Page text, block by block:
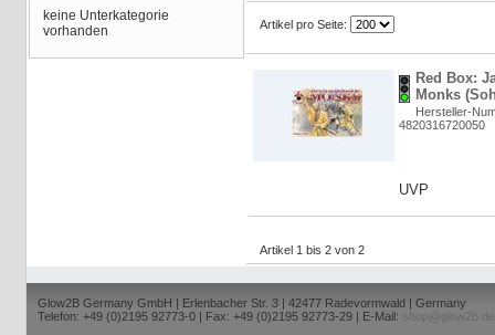
keine Unterkategorie
vorhanden
Artikel pro Seite:
Red Box:
Monks
Hersteller-
4820316720050
UVP
Artikel 1 bis 2 von 2
Glow2B Germany GmbH | Erlenbacher Str. 3 | 42477 Radevormwald | Germany
Telefon: +49 (0)2195 92773-0 | Fax: +49 (0)2195 92773-29 | E-Mail:
shop@glow2b.de